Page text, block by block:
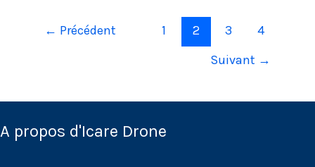
la-
← Précédent 1 2 3
4
Suivant →
A propos d'Icare Drone